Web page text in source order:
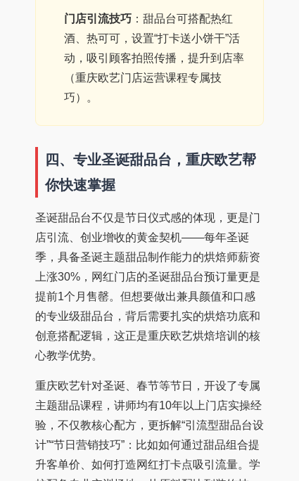
门店引流技巧 ：甜品台可搭配热红
酒、热可可，设置“打卡送小饼干”活
动，吸引顾客拍照传播，提升到店率
（重庆欧艺门店运营课程专属技
巧）。
四、专业圣诞甜品台，重庆欧艺帮
你快速掌握
圣诞甜品台不仅是节日仪式感的体现，更是门
店引流、创业增收的黄金契机——每年圣诞
季，具备圣诞主题甜品制作能力的烘焙师薪资
上涨30%，网红门店的圣诞甜品台预订量更是
提前1个月售罄。但想要做出兼具颜值和口感
的专业级甜品台，背后需要扎实的烘焙功底和
创意搭配逻辑，这正是重庆欧艺烘焙培训的核
心教学优势。
重庆欧艺针对圣诞、春节等节日，开设了专属
主题甜品课程，讲师均有10年以上门店实操经
验，不仅教核心配方，更拆解“引流型甜品台设
计”“节日营销技巧”：比如如何通过甜品组合提
升客单价、如何打造网红打卡点吸引流量。学